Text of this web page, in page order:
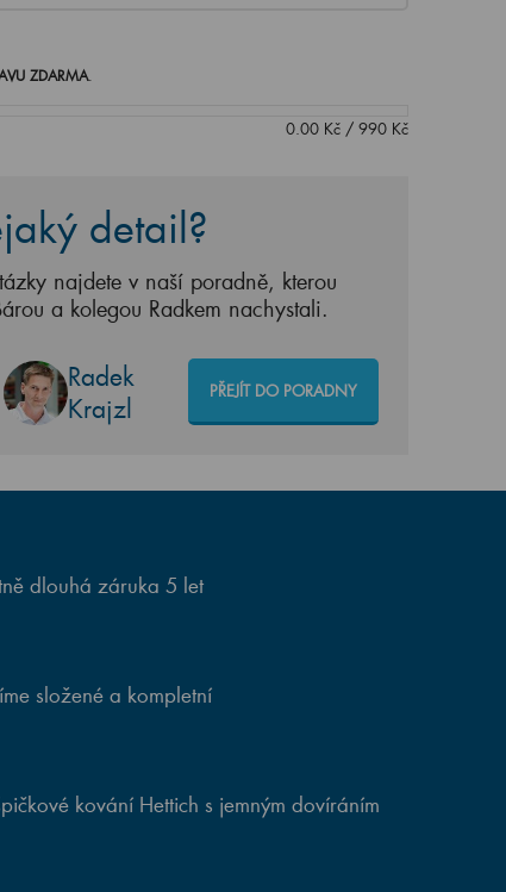
ZDARMA.
0.00Kč/ 990Kč
detail?
najdete v naší poradně, kterou
a kolegou Radkem nachystali.
Radek
Krajzl
PŘEJÍT DO PORADNY
dlouhá záruka 5 let
složené a kompletní
kování Hettich s jemným dovíráním